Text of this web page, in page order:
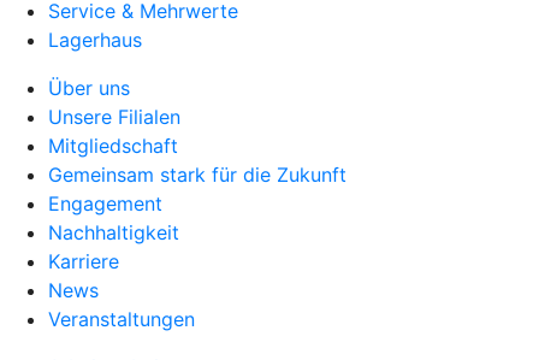
Service & Mehrwerte
Lagerhaus
Über uns
Unsere Filialen
Mitgliedschaft
Gemeinsam stark für die Zukunft
Engagement
Nachhaltigkeit
Karriere
News
Veranstaltungen